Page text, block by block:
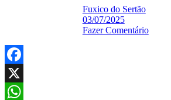
Fuxico do Sertão
03/07/2025
Fazer Comentário
Facebook
X